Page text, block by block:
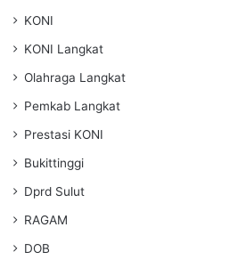
KONI
KONI Langkat
Olahraga Langkat
Pemkab Langkat
Prestasi KONI
Bukittinggi
Dprd Sulut
RAGAM
DOB